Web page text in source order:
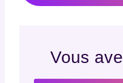
Vous